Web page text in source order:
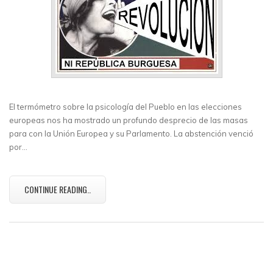
El termómetro sobre la psicología del Pueblo en las elecciones
europeas nos ha mostrado un profundo desprecio de las masas
para con la Unión Europea y su Parlamento. La abstención venció
por…
CONTINUE READING..